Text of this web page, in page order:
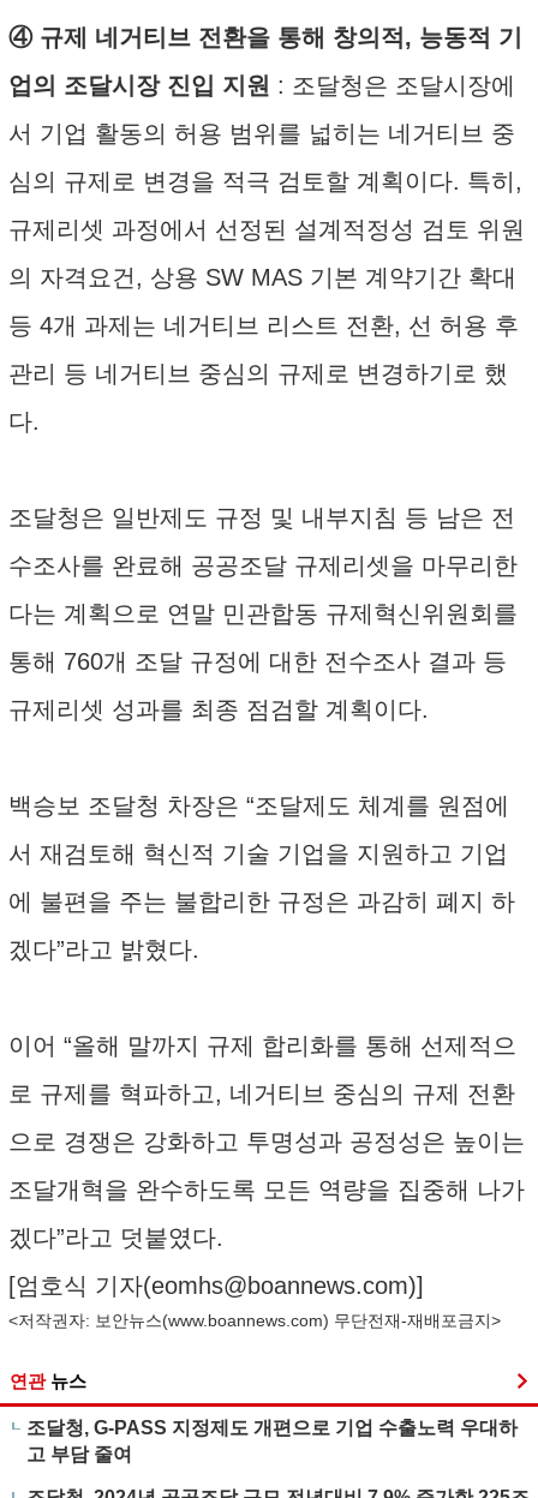
④ 규제 네거티브 전환을 통해 창의적, 능동적 기
업의 조달시장 진입 지원 : 조달청은 조달시장에
서 기업 활동의 허용 범위를 넓히는 네거티브 중
심의 규제로 변경을 적극 검토할 계획이다. 특히,
규제리셋 과정에서 선정된 설계적정성 검토 위원
의 자격요건, 상용 SW MAS 기본 계약기간 확대
등 4개 과제는 네거티브 리스트 전환, 선 허용 후
관리 등 네거티브 중심의 규제로 변경하기로 했
다.
조달청은 일반제도 규정 및 내부지침 등 남은 전
수조사를 완료해 공공조달 규제리셋을 마무리한
다는 계획으로 연말 민관합동 규제혁신위원회를
통해 760개 조달 규정에 대한 전수조사 결과 등
규제리셋 성과를 최종 점검할 계획이다.
백승보 조달청 차장은 “조달제도 체계를 원점에
서 재검토해 혁신적 기술 기업을 지원하고 기업
에 불편을 주는 불합리한 규정은 과감히 폐지 하
겠다”라고 밝혔다.
이어 “올해 말까지 규제 합리화를 통해 선제적으
로 규제를 혁파하고, 네거티브 중심의 규제 전환
으로 경쟁은 강화하고 투명성과 공정성은 높이는
조달개혁을 완수하도록 모든 역량을 집중해 나가
겠다”라고 덧붙였다.
[엄호식 기자(eomhs@boannews.com)]
<저작권자: 보안뉴스(www.boannews.com) 무단전재-재배포금지>
연관 뉴스
조달청, G-PASS 지정제도 개편으로 기업 수출노력 우대하
고 부담 줄여